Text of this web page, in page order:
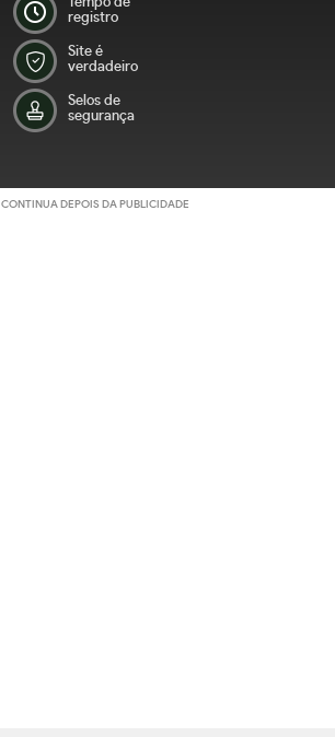
registro
Site é
verdadeiro
Selos de
segurança
CONTINUA DEPOIS DA PUBLICIDADE